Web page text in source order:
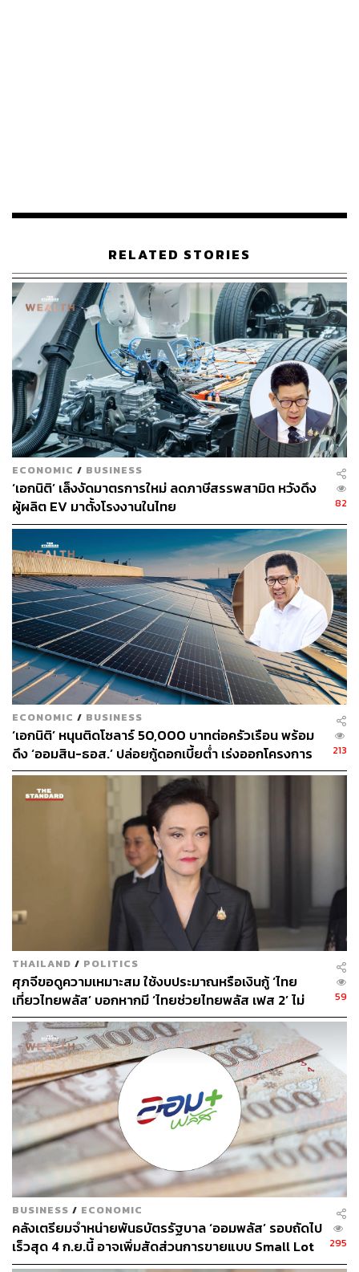
กองบรรณาธิการ THE STANDARD
RELATED STORIES
ECONOMIC / BUSINESS
‘เอกนิติ’ เล็งงัดมาตรการใหม่ ลดภาษีสรรพสามิต หวังดึง
ผู้ผลิต EV มาตั้งโรงงานในไทย
82
ECONOMIC / BUSINESS
‘เอกนิติ’ หนุนติดโซลาร์ 50,000 บาทต่อครัวเรือน พร้อม
ดึง ‘ออมสิน-ธอส.’ ปล่อยกู้ดอกเบี้ยต่ำ เร่งออกโครงการ
ภายใน 1 เดือน
213
THAILAND / POLITICS
ศุภจีขอดูความเหมาะสม ใช้งบประมาณหรือเงินกู้ ‘ไทย
เที่ยวไทยพลัส’ บอกหากมี ‘ไทยช่วยไทยพลัส เฟส 2’ ไม่
จำเป็นต้องออกพร้อมกัน
59
BUSINESS / ECONOMIC
คลังเตรียมจำหน่ายพันธบัตรรัฐบาล ‘ออมพลัส’ รอบถัดไป
เร็วสุด 4 ก.ย.นี้ อาจเพิ่มสัดส่วนการขายแบบ Small Lot
First มากขึ้น
295